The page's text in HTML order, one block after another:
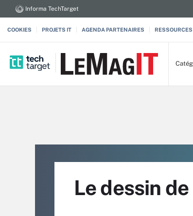
Informa TechTarget
COOKIES PROJETS IT AGENDA PARTENAIRES
Le dessin